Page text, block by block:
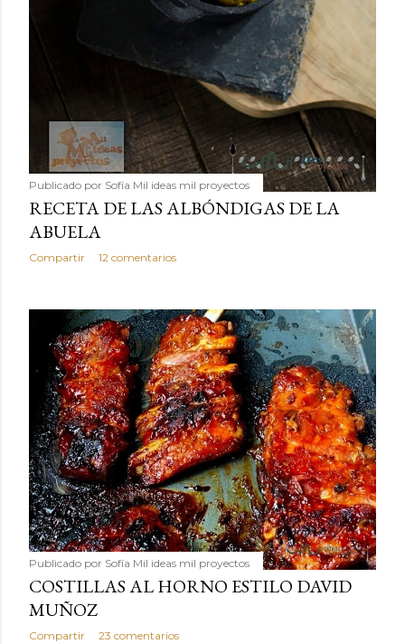
Publicado por Sofía Mil ideas mil proyectos
RECETA DE LAS ALBÓNDIGAS DE LA
ABUELA
Compartir 12 comentarios
Publicado por Sofía Mil ideas mil proyectos
COSTILLAS AL HORNO ESTILO DAVID
MUÑOZ
Compartir 23 comentarios